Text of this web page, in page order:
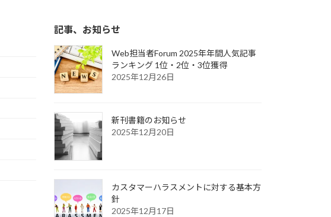
記事、お知らせ
Web担当者Forum 2025年年間人気記事
ランキング 1位・2位・3位獲得
2025年12月26日
新刊書籍のお知らせ
2025年12月20日
カスタマーハラスメントに対する基本方
針
2025年12月17日